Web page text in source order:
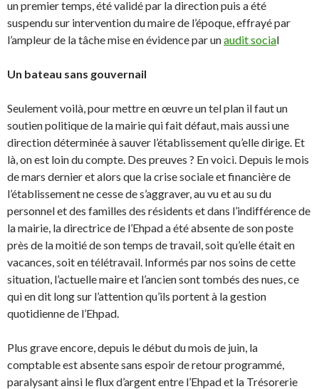
un premier temps, été validé par la direction puis a été
suspendu sur intervention du maire de l’époque, effrayé par
l’ampleur de la tâche mise en évidence par unaudit social
Un bateau sans gouvernail
Seulement voilà, pour mettre en œuvre un tel plan il faut un
soutien politique de la mairie qui fait défaut, mais aussi une
direction déterminée à sauver l’établissement qu’elle dirige. Et
là, on est loin du compte. Des preuves ? En voici. Depuis le mois
de mars dernier et alors que la crise sociale et financière de
l’établissement ne cesse de s’aggraver, au vu et au su du
personnel et des familles des résidents et dans l’indifférence de
la mairie, la directrice de l’Ehpad a été absente de son poste
près de la moitié de son temps de travail, soit qu’elle était en
vacances, soit en télétravail. Informés par nos soins de cette
situation, l’actuelle maire et l’ancien sont tombés des nues, ce
qui en dit long sur l’attention qu’ils portent à la gestion
quotidienne de l’Ehpad.
Plus grave encore, depuis le début du mois de juin, la
comptable est absente sans espoir de retour programmé,
paralysant ainsi le flux d’argent entre l’Ehpad et la Trésorerie